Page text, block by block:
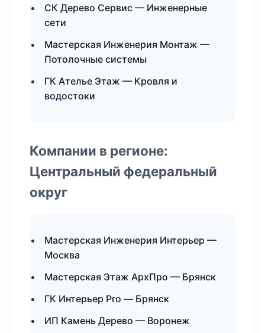
СК Дерево Сервис — Инженерные
сети
Мастерская Инженерия Монтаж —
Потолочные системы
ГК Ателье Этаж — Кровля и
водостоки
Компании в регионе:
Центральный федеральный
округ
Мастерская Инженерия Интерьер —
Москва
Мастерская Этаж АрхПро — Брянск
ГК Интерьер Pro — Брянск
ИП Камень Дерево — Воронеж